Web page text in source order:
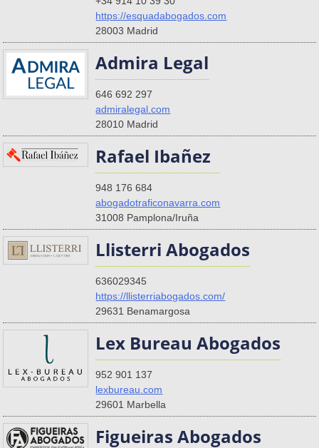
https://esquadabogados.com
28003 Madrid
Admira Legal
646 692 297
admiralegal.com
28010 Madrid
Rafael Ibañez
948 176 684
abogadotraficonavarra.com
31008 Pamplona/Iruña
Llisterri Abogados
636029345
https://llisterriabogados.com/
29631 Benamargosa
Lex Bureau Abogados
952 901 137
lexbureau.com
29601 Marbella
Figueiras Abogados